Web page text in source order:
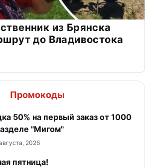
из Брянска
до Владивостока
Промокоды
50% на первый заказ от 1000
"Мигом"
2026
пятница!